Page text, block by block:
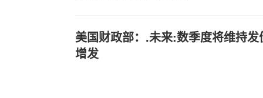
美国财政部：.未来:数季度将维持
增发